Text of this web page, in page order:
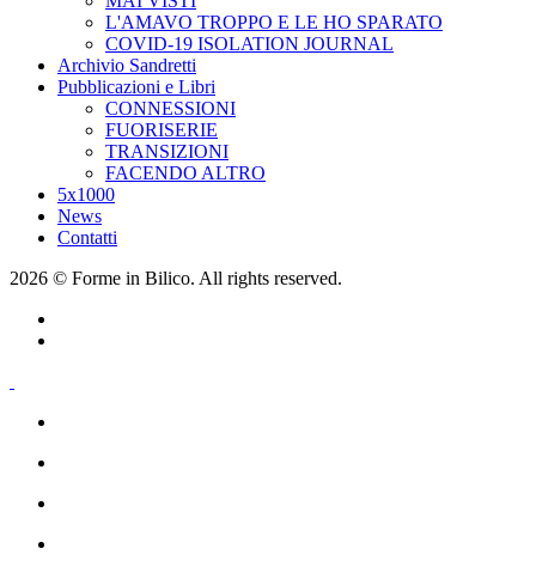
L'AMAVO TROPPO E LE HO SPARATO
COVID-19 ISOLATION JOURNAL
Archivio Sandretti
Pubblicazioni e Libri
CONNESSIONI
FUORISERIE
TRANSIZIONI
FACENDO ALTRO
5x1000
News
Contatti
2026 © Forme in Bilico. All rights reserved.